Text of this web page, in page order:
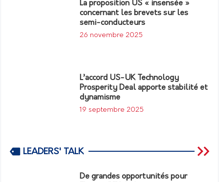
La proposition US « insensée »
concernant les brevets sur les
semi-conducteurs
26 novembre 2025
L’accord US-UK Technology
Prosperity Deal apporte stabilité et
dynamisme
19 septembre 2025
LEADERS' TALK
De grandes opportunités pour